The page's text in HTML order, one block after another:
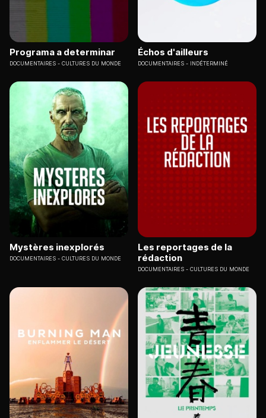
Programa a determinar
DOCUMENTAIRES CULTURES DU MONDE
Échos d'ailleurs
DOCUMENTAIRES INDÉTERMINÉ
Mystères inexplorés
DOCUMENTAIRES CULTURES DU MONDE
Les reportages de la
rédaction
DOCUMENTAIRES CULTURES DU MONDE